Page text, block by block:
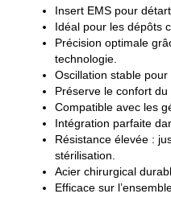
Insert EMS pour
Idéal pour les dépôts
Précision optimale
technologie.
Oscillation stable pour
Préserve le confort du
Compatible avec les
Intégration parfaite
Résistance élevée :
stérilisation.
Acier chirurgical
Efficace sur